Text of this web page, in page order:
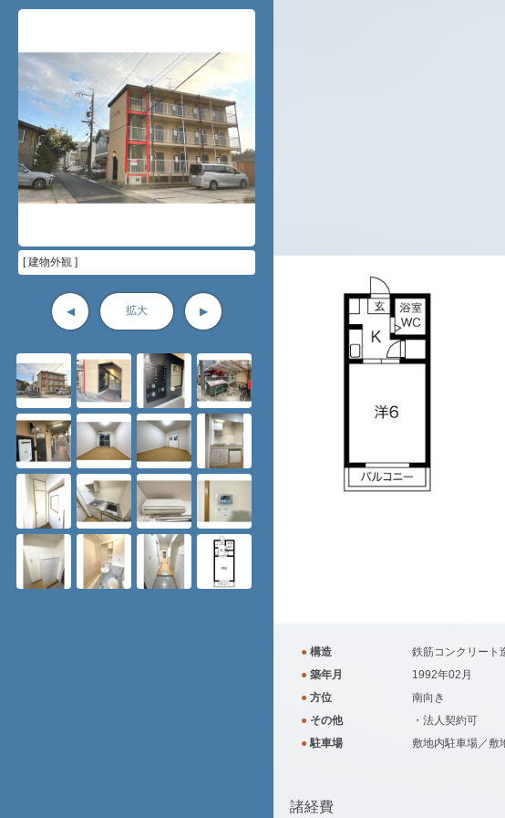
[ 建物外観 ]
◀ 拡大 ▶
● 構造 鉄筋コンクリート
● 築年月 1992年02月
● 方位 南向き
● その他
・法人契約可
●駐車場 敷地内駐車場／敷
諸経費